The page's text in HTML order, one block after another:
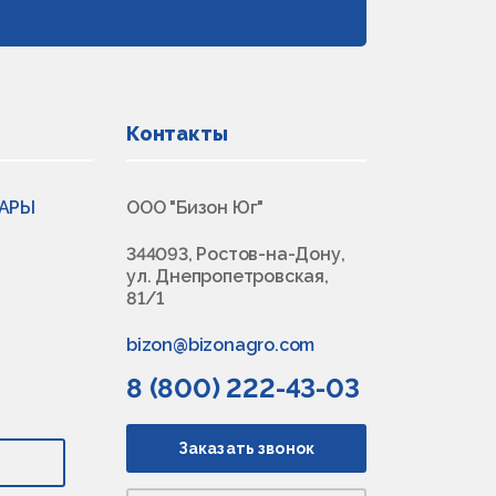
Контакты
ООО "Бизон Юг"
344093, Ростов-на-Дону,
ул. Днепропетровская,
81/1
bizon@bizonagro.com
8 (800) 222-43-03
Заказать звонок